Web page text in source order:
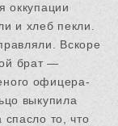
оккупации
и хлеб пекли.
Вскоре
брат —
офицера-
выкупила
спасло то, что